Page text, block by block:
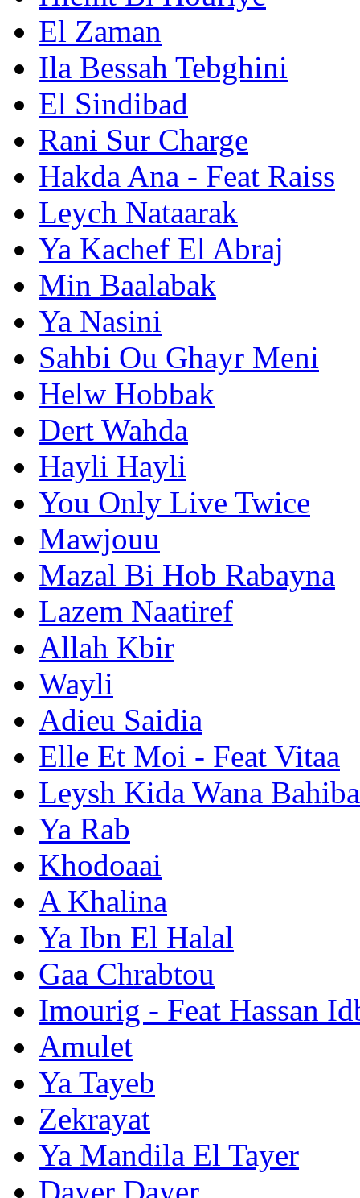
El Zaman
Ila Bessah Tebghini
El Sindibad
Rani Sur Charge
Hakda Ana - Feat Raiss
Leych Nataarak
Ya Kachef El Abraj
Min Baalabak
Ya Nasini
Sahbi Ou Ghayr Meni
Helw Hobbak
Dert Wahda
Hayli Hayli
You Only Live Twice
Mawjouu
Mazal Bi Hob Rabayna
Lazem Naatiref
Allah Kbir
Wayli
Adieu Saidia
Elle Et Moi - Feat Vitaa
Leysh Kida Wana
Ya Rab
Khodoaai
A Khalina
Ya Ibn El Halal
Gaa Chrabtou
Imourig - Feat Hassan
Amulet
Ya Tayeb
Zekrayat
Ya Mandila El Tayer
Dayer Dayer